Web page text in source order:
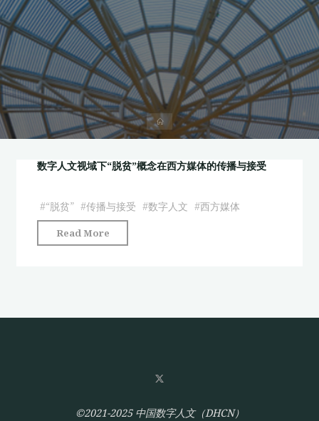
页
数字人文视域下“脱贫”概念在西方媒体的传播与接受
#“脱贫” #传播与接受 #数字人文 #西方媒体
Read More
字
域
念
©2021-2025 中国数字人文（DHCN）